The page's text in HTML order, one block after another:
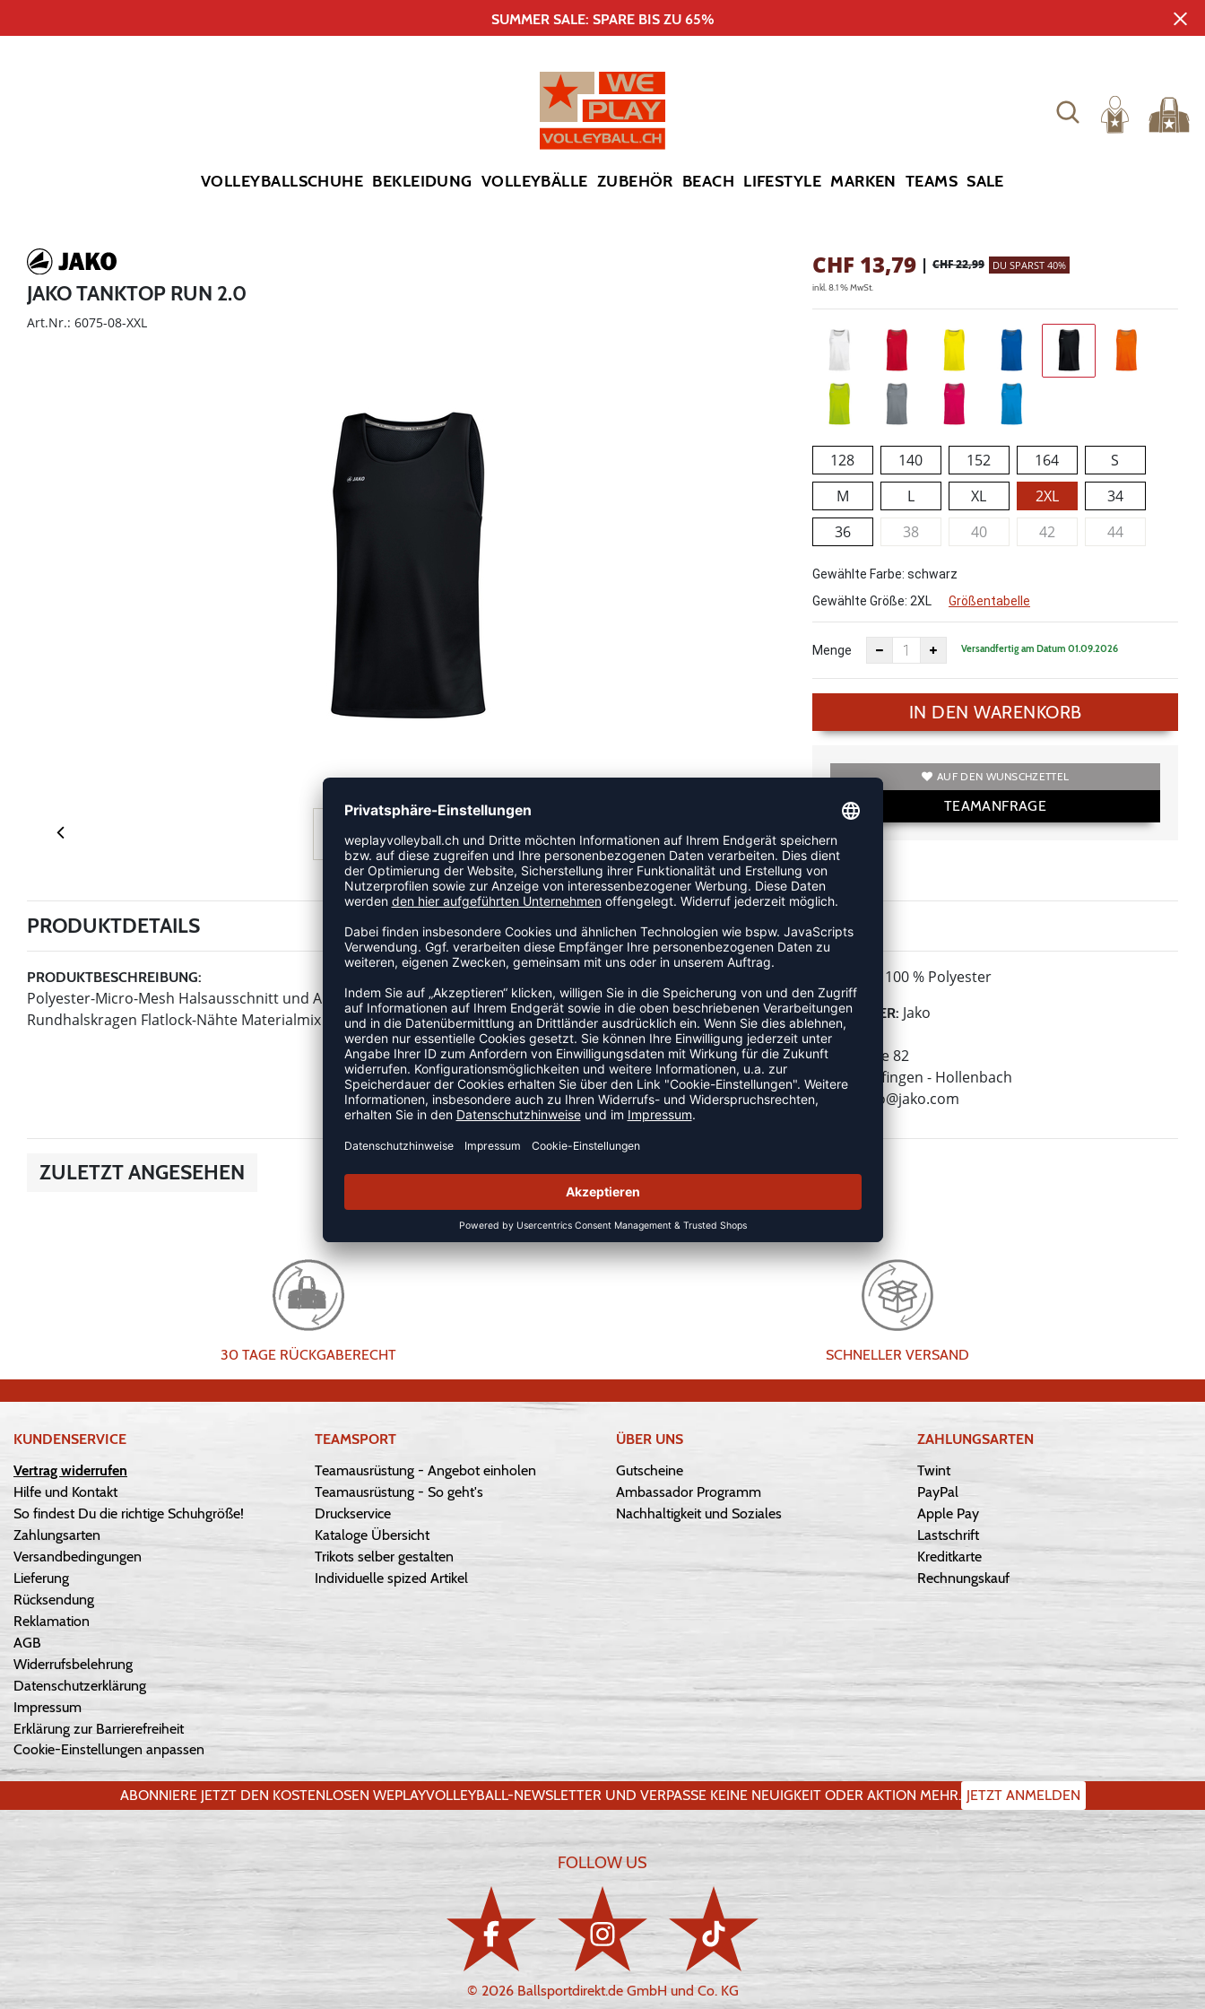
SUMMER SALE: SPARE BIS ZU 65%
VOLLEYBALLSCHUHE BEKLEIDUNG VOLLEYBÄLLE ZUBEHÖR BEACH LIFESTYLE MARKEN TEAMS SALE
JAKO TANKTOP RUN 2.0
Art.Nr.: 6075-08-XXL
CHF 13,79 | CHF 22,99 DU SPARST 40%
inkl. 8.1 % MwSt.
128 140 152 164
S
M
L XL 2XL
34
36
38 40 42 44
Gewählte Farbe: schwarz
Gewählte Größe: 2XL Größentabelle
Menge Versandfertig am Datum 01.09.2026
IN DEN WARENKORB
AUF DEN WUNSCHZETTEL
TEAMANFRAGE
PRODUKTDETAILS
PRODUKTBESCHREIBUNG:
Polyester-Micro-Mesh Halsausschnitt und Armloch mit elastischer Binding Rücken aus Micro-Mesh
Rundhalskragen Flatlock-Nähte Materialmix
100 % Polyester
HERSTELLER: Jako
Jako AG
Amtstrasse 82
74673 Mulfingen - Hollenbach
E-Mail:
info@jako.com
ZULETZT ANGESEHEN
30 TAGE RÜCKGABERECHT SCHNELLER VERSAND
KUNDENSERVICE
Vertrag widerrufen
Hilfe und Kontakt
So findest Du die richtige Schuhgröße!
Zahlungsarten
Versandbedingungen
Lieferung
Rücksendung
Reklamation
AGB
Widerrufsbelehrung
Datenschutzerklärung
Impressum
Erklärung zur Barrierefreiheit
Cookie-Einstellungen anpassen
TEAMSPORT
Teamausrüstung - Angebot einholen
Teamausrüstung - So geht's
Druckservice
Kataloge Übersicht
Trikots selber gestalten
Individuelle spized Artikel
ÜBER UNS
Gutscheine
Ambassador Programm
Nachhaltigkeit und Soziales
ZAHLUNGSARTEN
Twint
PayPal
Apple Pay
Lastschrift
Kreditkarte
Rechnungskauf
ABONNIERE JETZT DEN KOSTENLOSEN WEPLAYVOLLEYBALL-NEWSLETTER UND VERPASSE KEINE NEUIGKEIT ODER AKTION MEHR. JETZT ANMELDEN
FOLLOW US
© 2026 Ballsportdirekt.de GmbH und Co. KG